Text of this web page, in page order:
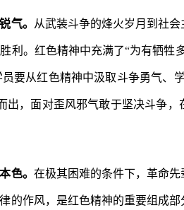
气。 从武装斗争的烽火岁月到社
。红色精神中充满了“为有牺牲
要从红色精神中汲取斗争勇气、
，面对歪风邪气敢于坚决斗争
色。 在极其困难的条件下，革命
作风，是红色精神的重要组成